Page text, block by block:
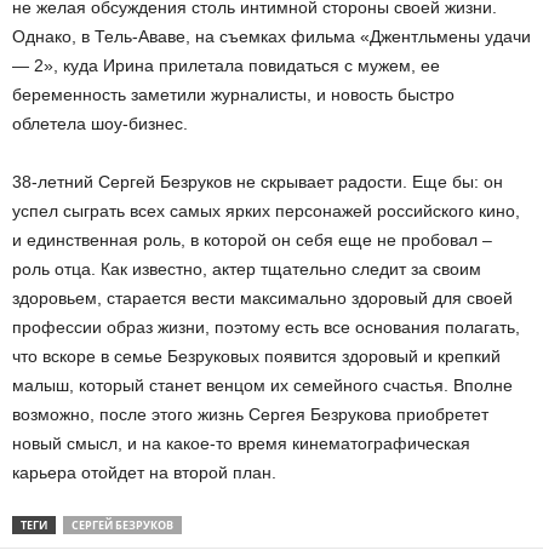
не желая обсуждения столь интимной стороны своей жизни.
Однако, в Тель-Ававе, на съемках фильма «Джентльмены удачи
— 2», куда Ирина прилетала повидаться с мужем, ее
беременность заметили журналисты, и новость быстро
облетела шоу-бизнес.
38-летний Сергей Безруков не скрывает радости. Еще бы: он
успел сыграть всех самых ярких персонажей российского кино,
и единственная роль, в которой он себя еще не пробовал –
роль отца. Как известно, актер тщательно следит за своим
здоровьем, старается вести максимально здоровый для своей
профессии образ жизни, поэтому есть все основания полагать,
что вскоре в семье Безруковых появится здоровый и крепкий
малыш, который станет венцом их семейного счастья. Вполне
возможно, после этого жизнь Сергея Безрукова приобретет
новый смысл, и на какое-то время кинематографическая
карьера отойдет на второй план.
ТЕГИ СЕРГЕЙ БЕЗРУКОВ